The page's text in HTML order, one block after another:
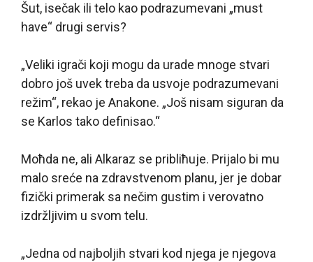
Šut, isečak ili telo kao podrazumevani „must
have“ drugi servis?
„Veliki igrači koji mogu da urade mnoge stvari
dobro još uvek treba da usvoje podrazumevani
režim“, rekao je Anakone. „Još nisam siguran da
se Karlos tako definisao.“
Moћda ne, ali Alkaraz se pribliћuje. Prijalo bi mu
malo sreće na zdravstvenom planu, jer je dobar
fizički primerak sa nečim gustim i verovatno
izdržljivim u svom telu.
„Jedna od najboljih stvari kod njega je njegova